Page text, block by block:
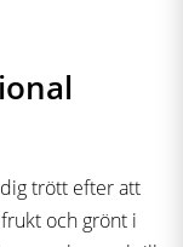
trött efter att
och grönt i